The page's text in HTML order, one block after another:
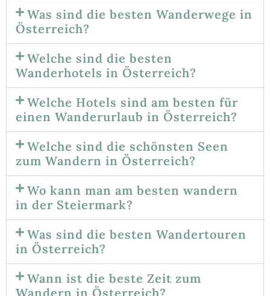
Was sind die besten Wanderwege in
Österreich?
Welche sind die besten
Wanderhotels in Österreich?
Welche Hotels sind am besten für
einen Wanderurlaub in Österreich?
Welche sind die schönsten Seen
zum Wandern in Österreich?
Wo kann man am besten wandern
in der Steiermark?
Was sind die besten Wandertouren
in Österreich?
Wann ist die beste Zeit zum
Wandern in Österreich?